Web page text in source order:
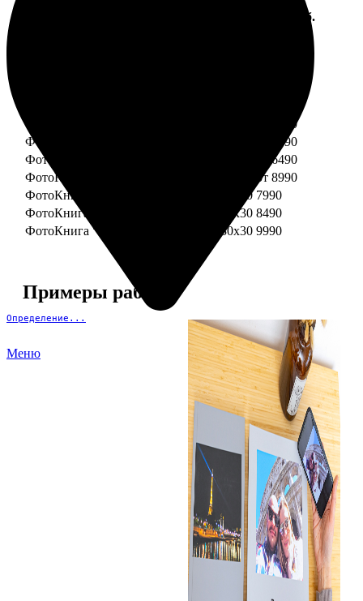
Определение...
Меню
Цена, руб.
ФотоКнига "Премиум" 20x30
от 4990
ФотоКнига "Премиум" 25x25
от 5990
ФотоКнига "Премиум" 30x30
от 6490
ФотоКнига "Премиум" 30x45
от 8990
ФотоКнига "Премиум" Свадебная 20x20 7990
ФотоКнига "Премиум" Свадебная 20x30 8490
ФотоКнига "Премиум" Свадебная 30x30 9990
Примеры работ